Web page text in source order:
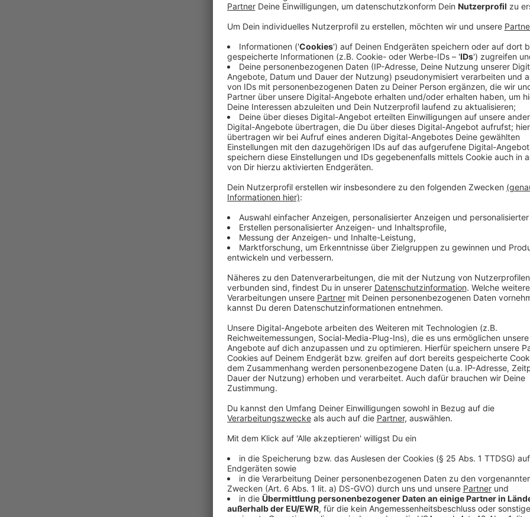
Etwas, das sich im Gespräch mit dem Italiener früh
seiner Single "Born With A Broken Heart" (auf
geboren) sich direkt auf das Leben des 25-jährigen
es uns im Interview bei Kollegin Kathrin Teske.
über persönliche Dinge zu sprechen. Vielmehr geht
Song so gewählt hat und woher er seine
große Namen dabei.
Damiano David (auch Frontsänger der ESC-Band
zu, dass es in der heutigen Popkultur schwer ist,
vielmehr "stiehlt" man etwas von anderen, wie er
Damiano hat mit "Born With A Broken Heart" nicht
der ganzen Welt bekannt und geschätzt. Hier hört
Anzeige
Kathrin Teske
Anzeige
Damiano Davids Hit-Single "Born With A
Anzeige
Wir benötigen Ihre
den YouTube
laden!